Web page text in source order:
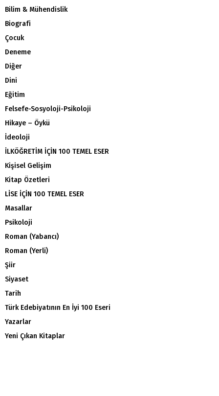
Bilim & Mühendislik
Biografi
Çocuk
Deneme
Diğer
Dini
Eğitim
Felsefe-Sosyoloji-Psikoloji
Hikaye – Öykü
İdeoloji
İLKÖĞRETİM İÇİN 100 TEMEL ESER
Kişisel Gelişim
Kitap Özetleri
LİSE İÇİN 100 TEMEL ESER
Masallar
Psikoloji
Roman (Yabancı)
Roman (Yerli)
Şiir
Siyaset
Tarih
Türk Edebiyatının En İyi 100 Eseri
Yazarlar
Yeni Çıkan Kitaplar